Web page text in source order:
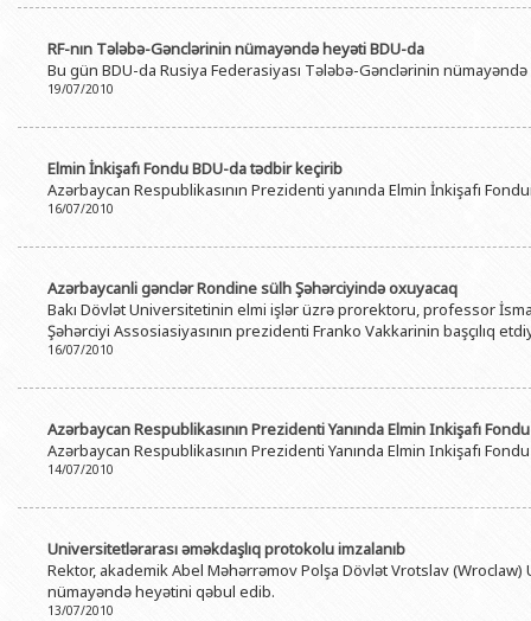
RF-nın Tələbə-Gənclərinin nümayəndə heyəti BDU-da
Bu gün BDU-da Rusiya Federasiyası Tələbə-Gənclərinin
19/07/2010
Elmin İnkişafı Fondu BDU-da tədbir keçirib
Azərbaycan Respublikasının Prezidenti yanında Elmin İnkişafı
16/07/2010
Azərbaycanli gənclər Rondine sülh Şəhərciyində oxuyacaq
Bakı Dövlət Universitetinin elmi işlər üzrə prorektoru, professor
Şəhərciyi Assosiasiyasının prezidenti Franko Vakkarinin başçılıq
16/07/2010
Azərbaycan Respublikasının Prezidenti Yanında Elmin Inkişafı Fondu
Azərbaycan Respublikasının Prezidenti Yanında Elmin Inkişafı
14/07/2010
Universitetlərarası əməkdaşlıq protokolu imzalanıb
Rektor, akademik Abel Məhərrəmov Polşa Dövlət Vrotslav
nümayəndə heyətini qəbul edib.
13/07/2010